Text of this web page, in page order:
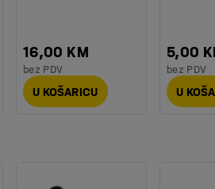
16,00 KM
bez PDV
U KOŠARICU
5,00
bez PDV
U